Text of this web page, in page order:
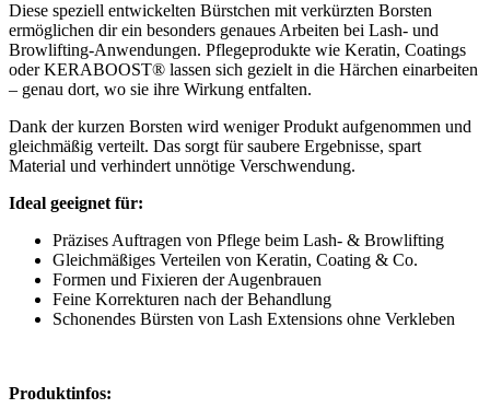
Diese speziell entwickelten Bürstchen mit verkürzten Borsten
ermöglichen dir ein besonders genaues Arbeiten bei Lash- und
Browlifting-Anwendungen. Pflegeprodukte wie Keratin, Coatings
oder KERABOOST® lassen sich gezielt in die Härchen einarbeiten
– genau dort, wo sie ihre Wirkung entfalten.
Dank der kurzen Borsten wird weniger Produkt aufgenommen und
gleichmäßig verteilt. Das sorgt für saubere Ergebnisse, spart
Material und verhindert unnötige Verschwendung.
Ideal geeignet für:
Präzises Auftragen von Pflege beim Lash- & Browlifting
Gleichmäßiges Verteilen von Keratin, Coating & Co.
Formen und Fixieren der Augenbrauen
Feine Korrekturen nach der Behandlung
Schonendes Bürsten von Lash Extensions ohne Verkleben
Produktinfos: